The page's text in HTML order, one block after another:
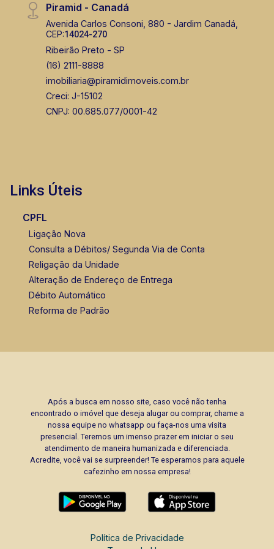
(16) 99105-3578
Corretor(a) Online
CORRETOR DE PLANTÃO
Piramid - Canadá
Avenida Carlos Consoni, 880 - Jardim Canadá,
CEP:14024-270
Ribeirão Preto - SP
(16) 2111-8888
imobiliaria@piramidimoveis.com.br
Creci: J-15102
CNPJ: 00.685.077/0001-42
Links Úteis
CPFL
Ligação Nova
Consulta a Débitos/ Segunda Via de Conta
Religação da Unidade
Alteração de Endereço de Entrega
Débito Automático
Reforma de Padrão
Após a busca em nosso site, caso você não tenha
encontrado o imóvel que deseja alugar ou comprar, chame a
nossa equipe no whatsapp ou faça-nos uma visita
presencial. Teremos um imenso prazer em iniciar o seu
atendimento de maneira humanizada e diferenciada.
Acredite, você vai se surpreender! Te esperamos para aquele
cafezinho em nossa empresa!
Política de Privacidade